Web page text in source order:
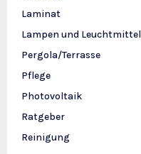
Laminat
Lampen und Leuchtmittel
Pergola/Terrasse
Pflege
Photovoltaik
Ratgeber
Reinigung